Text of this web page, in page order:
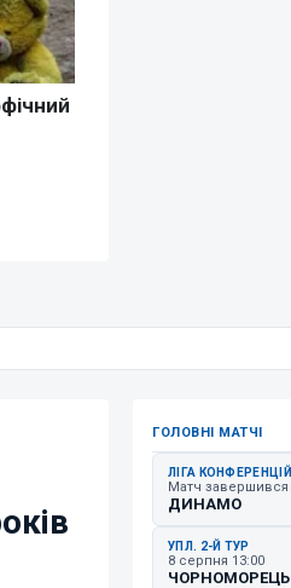
ГОЛОВНІ МАТЧІ
ЛІГА КОНФЕРЕНЦІЙ
Матч завершився
ДИНАМО
УПЛ. 2-Й ТУР
8 серпня 13:00
ЧОРНОМОРЕЦЬ